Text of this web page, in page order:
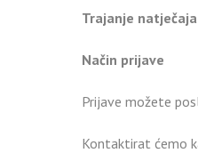
Trajanje natječaja
Način prijave
Prijave možete
Kontaktirat ćemo